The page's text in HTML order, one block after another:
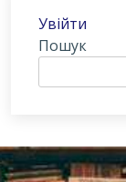
Увійти
Пошук